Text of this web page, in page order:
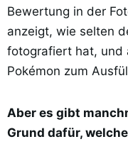
Bewertung in der
anzeigt, wie selten
fotografiert hat, und
Pokémon zum
Aber es gibt
Grund dafür,